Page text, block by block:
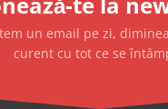
un email pe zi,
curent cu tot ce se